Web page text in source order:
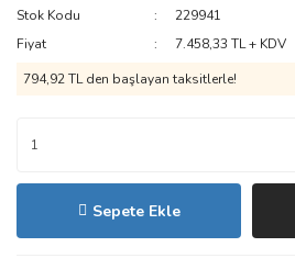
Stok Kodu
229941
Fiyat
7.458,33 TL + KDV
794,92 TL den başlayan taksitlerle!
Sepete Ekle